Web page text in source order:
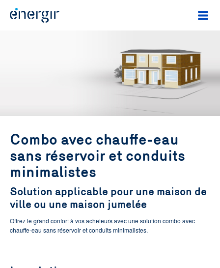
Combo avec chauffe-eau
sans réservoir et conduits
minimalistes
Solution applicable pour une maison de
ville ou une maison jumelée
Offrez le grand confort à vos acheteurs avec une solution combo avec
chauffe-eau sans réservoir et conduits minimalistes.